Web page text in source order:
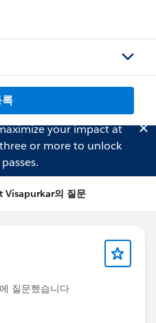
your impact at
or more to unlock
Visapurkar의 질문
에 질문했습니다